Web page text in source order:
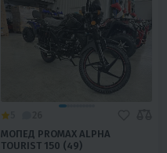
МОПЕД PROMAX ALPHA
TOURIST 150 (49)